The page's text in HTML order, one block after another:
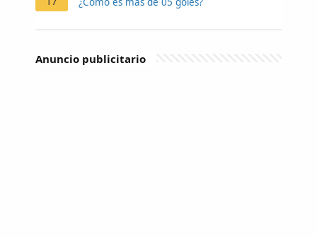
Anuncio publicitario